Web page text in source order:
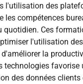
l'utilisation des
les compétences
quotidien. Ces
l'utilisation
la
technologies favorise
des données clients